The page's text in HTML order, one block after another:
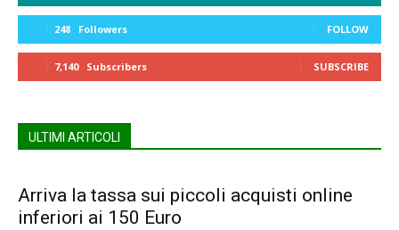
248 Followers FOLLOW
7,140 Subscribers SUBSCRIBE
ULTIMI ARTICOLI
Arriva la tassa sui piccoli acquisti online
inferiori ai 150 Euro